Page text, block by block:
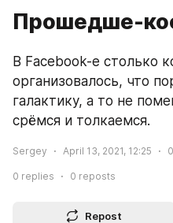
Прошедше-
В Facebook-е столько
организовалось, что
галактику, а то не
срёмся и толкаемся.
Sergey April 13, 2021, 12:25 0
0 replies 0 reposts
Repost